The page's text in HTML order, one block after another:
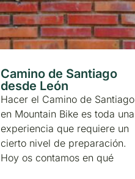
Camino de Santiago
desde León
Hacer el Camino de Santiago
en Mountain Bike es toda una
experiencia que requiere un
cierto nivel de preparación.
Hoy os contamos en qué